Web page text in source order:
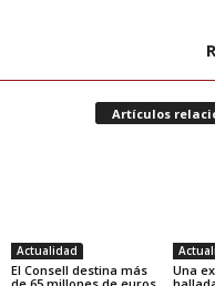
Artículos
Actualidad
El Consell destina más
Una